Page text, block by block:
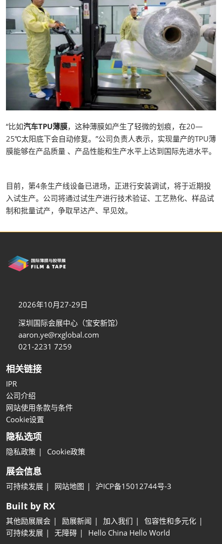
“比如汽车TPU薄膜，这种薄膜如产生了轻微的划痕，在20—
25℃太阳底下会自动修复。”公司负责人表示，实现量产的TPU薄
膜能够在产品质量 、产品性能和生产水平上达到国际先进水平。
目前，第4条生产线设备已进场，正进行安装调试，将于近期投
入试生产。公司将通过试生产进行技术验证、工艺熟化、样品试
制和批量试产，争取早达产、早见效。
2026年10月27-29日
深圳国际会展中心（宝安新馆）
aaron.ye@rxglobal.com
021-2231 7259
相关链接
IPR
公司介绍
网站使用条款与条件
Cookie设置
隐私选项
隐私政策 Cookie政策
展会信息
可持续发展 网站地图 沪ICP备15012744号-3
Built by RX
其他励展展会 励展新闻 加入我们
包容性和多元化
可持续发展
无障碍 Hello China Hello World